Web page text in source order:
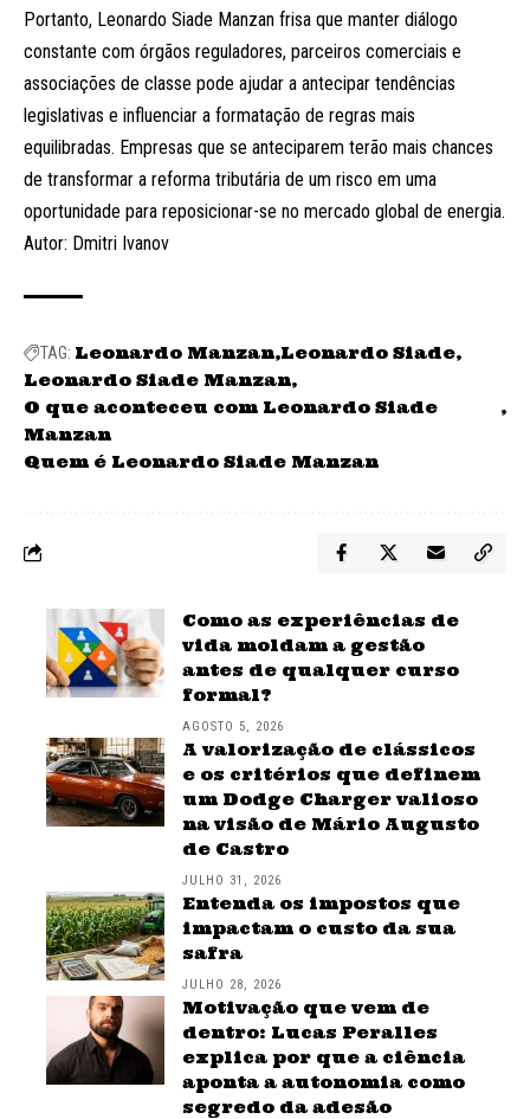
Portanto, Leonardo Siade Manzan frisa que manter diálogo
constante com órgãos reguladores, parceiros comerciais e
associações de classe pode ajudar a antecipar tendências
legislativas e influenciar a formatação de regras mais
equilibradas. Empresas que se anteciparem terão mais chances
de transformar a reforma tributária de um risco em uma
oportunidade para reposicionar-se no mercado global de energia.
Autor: Dmitri Ivanov
TAG: Leonardo Manzan Leonardo Siade
Leonardo Siade Manzan
O que aconteceu com Leonardo Siade
Manzan
Quem é Leonardo Siade Manzan
Como as experiências de
vida moldam a gestão
antes de qualquer curso
formal?
AGOSTO 5, 2026
A valorização de clássicos
e os critérios que definem
um Dodge Charger valioso
na visão de Mário Augusto
de Castro
JULHO 31, 2026
Entenda os impostos que
impactam o custo da sua
safra
JULHO 28, 2026
Motivação que vem de
dentro: Lucas Peralles
explica por que a ciência
aponta a autonomia como
segredo da adesão